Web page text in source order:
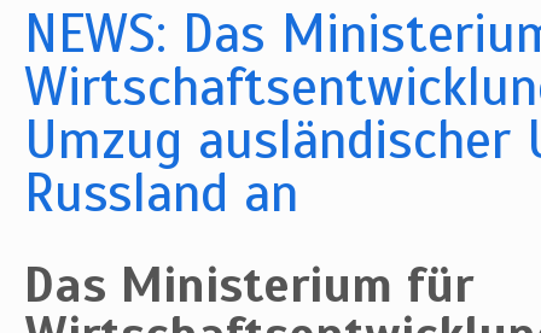
NEWS: Das
Umzug ausländischer
Russland an
Das Ministerium für